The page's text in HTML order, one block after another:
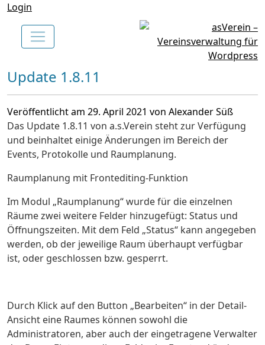
Login
Update 1.8.11
Veröffentlicht am 29. April 2021 von Alexander Süß
Das Update 1.8.11 von a.s.Verein steht zur Verfügung
und beinhaltet einige Änderungen im Bereich der
Events, Protokolle und Raumplanung.
Raumplanung mit Frontediting-Funktion
Im Modul „Raumplanung“ wurde für die einzelnen
Räume zwei weitere Felder hinzugefügt: Status und
Öffnungszeiten. Mit dem Feld „Status“ kann angegeben
werden, ob der jeweilige Raum überhaupt verfügbar
ist, oder geschlossen bzw. gesperrt.
Durch Klick auf den Button „Bearbeiten“ in der Detail-
Ansicht eine Raumes können sowohl die
Administratoren, aber auch der eingetragene Verwalter